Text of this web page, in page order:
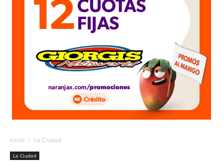
Inicio La Ciudad
La Ciudad